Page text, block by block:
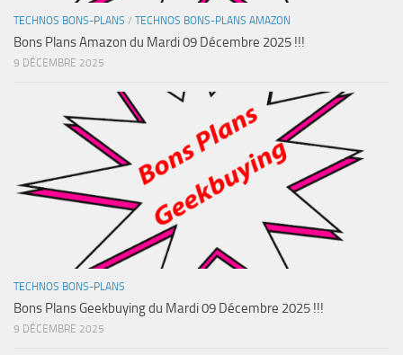
TECHNOS BONS-PLANS / TECHNOS BONS-PLANS AMAZON
Bons Plans Amazon du Mardi 09 Décembre 2025 !!!
9 DÉCEMBRE 2025
TECHNOS BONS-PLANS
Bons Plans Geekbuying du Mardi 09 Décembre 2025 !!!
9 DÉCEMBRE 2025